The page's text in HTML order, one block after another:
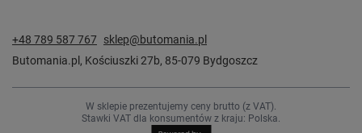
+48 789 587 767 sklep@butomania.pl
Butomania.pl , Kościuszki 27b, 85-079 Bydgoszcz
W sklepie prezentujemy ceny brutto (z VAT).
Stawki VAT dla konsumentów z kraju: Polska.